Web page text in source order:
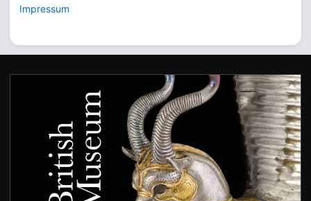
Impressum